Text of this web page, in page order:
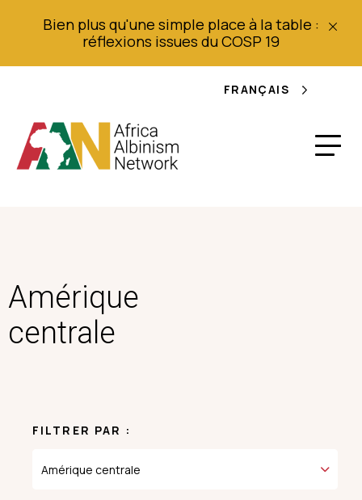
Bien plus qu'une simple place à la table :
réflexions issues du COSP 19
FRANÇAIS
Amérique
centrale
FILTRER PAR :